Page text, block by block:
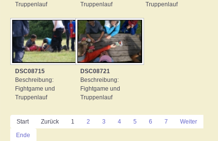
Truppenlauf
Truppenlauf
Truppenlauf
DSC08715
Beschreibung:
Fightgame und
Truppenlauf
DSC08721
Beschreibung:
Fightgame und
Truppenlauf
Start Zurück 1 2 3 4 5 6 7
Weiter
Ende